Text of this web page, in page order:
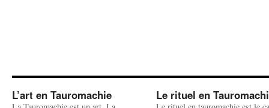
L’art en Tauromachie Le rituel en